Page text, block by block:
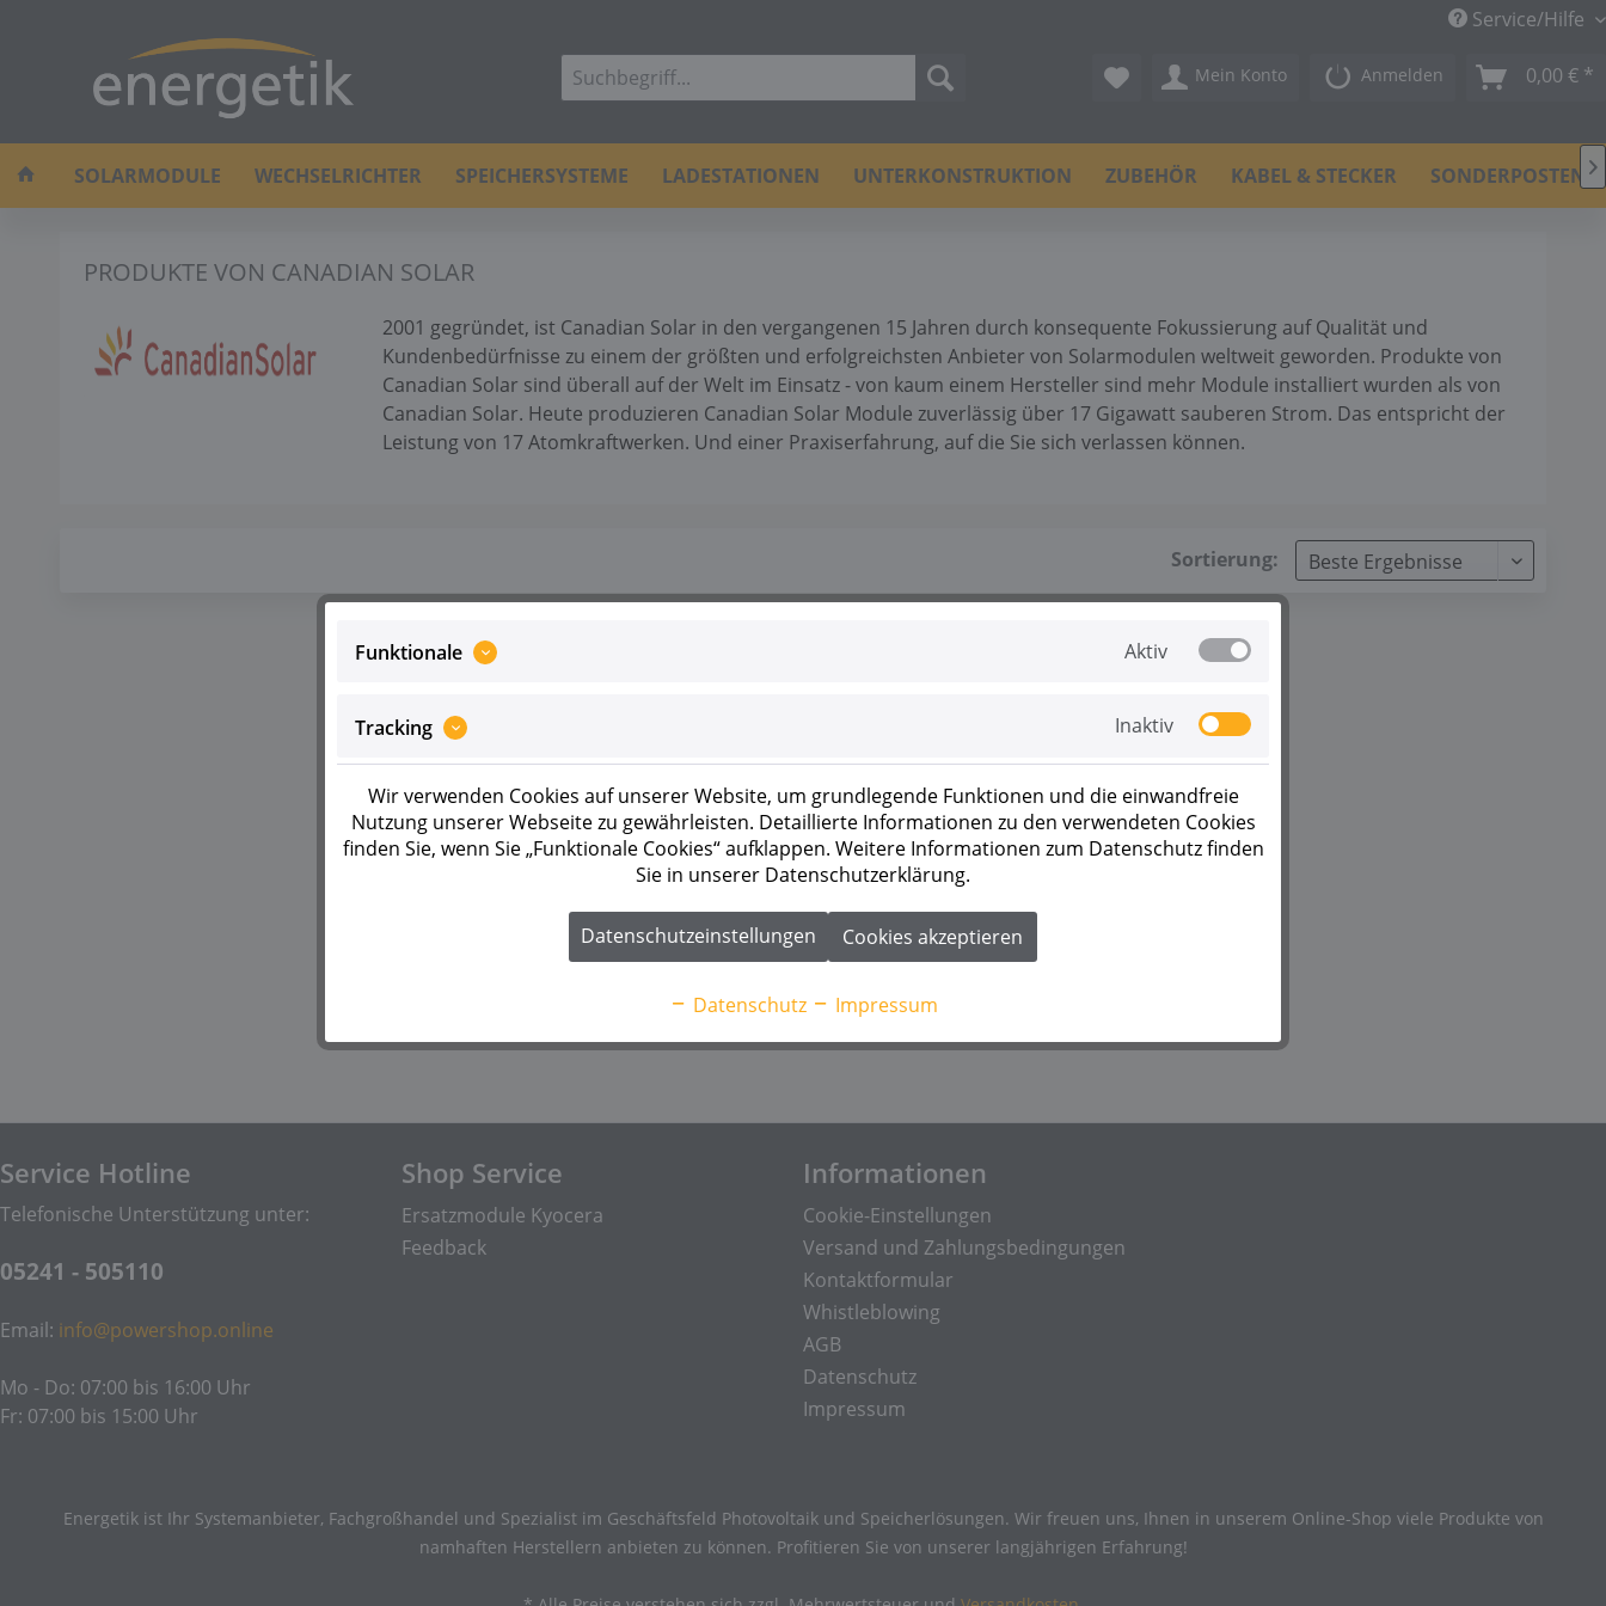
Service/Hilfe
Mein Konto Anmelden 0,00 € *
SOLARMODULE WECHSELRICHTER SPEICHERSYSTEME LADESTATIONEN UNTERKONSTRUKTION ZUBEHÖR KABEL & STECKER SONDERPOSTEN 
PRODUKTE VON CANADIAN SOLAR
2001 gegründet, ist Canadian Solar in den vergangenen 15 Jahren durch konsequente Fokussierung auf Qualität und
Kundenbedürfnisse zu einem der größten und erfolgreichsten Anbieter von Solarmodulen weltweit geworden. Produkte von
Canadian Solar sind überall auf der Welt im Einsatz - von kaum einem Hersteller sind mehr Module installiert wurden als von
Canadian Solar. Heute produzieren Canadian Solar Module zuverlässig über 17 Gigawatt sauberen Strom. Das entspricht der
Leistung von 17 Atomkraftwerken. Und einer Praxiserfahrung, auf die Sie sich verlassen können.
Sortierung:
Service Hotline
Telefonische Unterstützung unter:
05241 - 505110
Email: info@powershop.online
Mo - Do: 07:00 bis 16:00 Uhr
Fr: 07:00 bis 15:00 Uhr
Shop Service
Ersatzmodule Kyocera
Feedback
Informationen
Cookie-Einstellungen
Versand und Zahlungsbedingungen
Kontaktformular
Whistleblowing
AGB
Datenschutz
Impressum
Energetik ist Ihr Systemanbieter, Fachgroßhandel und Spezialist im Geschäftsfeld Photovoltaik und Speicherlösungen. Wir freuen uns, Ihnen in unserem Online-Shop viele Produkte von
namhaften Herstellern anbieten zu können. Profitieren Sie von unserer langjährigen Erfahrung!
Funktionale Aktiv
Tracking Inaktiv
Wir verwenden Cookies auf unserer Website, um grundlegende Funktionen und die einwandfreie
Nutzung unserer Webseite zu gewährleisten. Detaillierte Informationen zu den verwendeten Cookies
finden Sie, wenn Sie „Funktionale Cookies“ aufklappen. Weitere Informationen zum Datenschutz finden
Sie in unserer Datenschutzerklärung.
Datenschutzeinstellungen Cookies akzeptieren
Datenschutz Impressum